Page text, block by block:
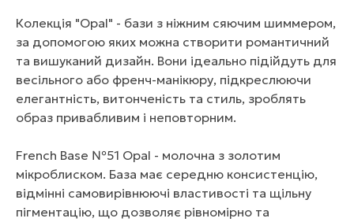
Колекція "Opal" - бази з ніжним сяючим шиммером,
за допомогою яких можна створити романтичний
та вишуканий дизайн. Вони ідеально підійдуть для
весільного або френч-манікюру, підкреслюючи
елегантність, витонченість та стиль, зроблять
образ привабливим і неповторним.
French Base №51 Opal - молочна з золотим
мікроблиском. База має середню консистенцію,
відмінні самовирівнюючі властивості та щільну
пігментацію, що дозволяє рівномірно та